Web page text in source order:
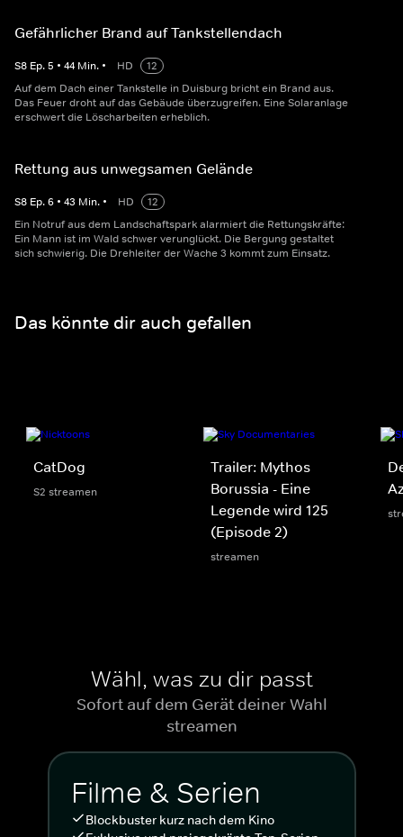
Gefährlicher Brand auf Tankstellendach
S8 Ep.5 • 44 Min. • HD
12
Auf dem Dach einer Tankstelle in Duisburg bricht ein Brand aus.
Das Feuer droht auf das Gebäude überzugreifen. Eine Solaranlage
erschwert die Löscharbeiten erheblich.
Rettung aus unwegsamen Gelände
S8 Ep.6 • 43 Min. • HD
12
Ein Notruf aus dem Landschaftspark alarmiert die Rettungskräfte:
Ein Mann ist im Wald schwer verunglückt. Die Bergung gestaltet
sich schwierig. Die Drehleiter der Wache 3 kommt zum Einsatz.
Das könnte dir auch gefallen
CatDog
S2 streamen
Trailer: Mythos
Borussia - Eine
Legende wird 125
(Episode 2)
streamen
Wähl, was zu dir passt
Sofort auf dem Gerät deiner Wahl
streamen
Filme & Serien
Blockbuster kurz nach dem Kino